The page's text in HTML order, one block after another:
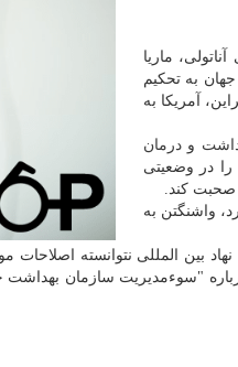
ماریا
به تحکیم
آمریکا به
ودرمان
را در وضعیتی
صحبت کند.
واشنگتن به
بین المللی نتوانسته اصلاحات
"سوءمدیریت سازمان